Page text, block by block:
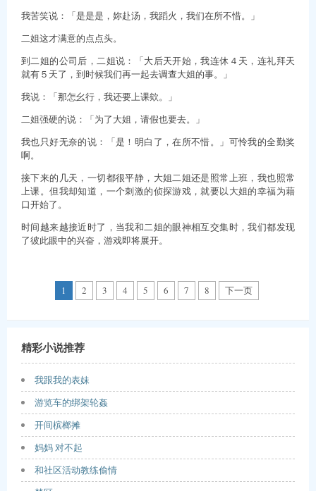
我苦笑说：「是是是，妳赴汤，我蹈火，我们在所不惜。」
二姐这才满意的点点头。
到二姐的公司后，二姐说：「大后天开始，我连休４天，连礼拜天
就有５天了，到时候我们再一起去调查大姐的事。」
我说：「那怎幺行，我还要上课欸。」
二姐强硬的说：「为了大姐，请假也要去。」
我也只好无奈的说：「是！明白了，在所不惜。」可怜我的全勤奖
啊。
接下来的几天，一切都很平静，大姐二姐还是照常上班，我也照常
上课。但我却知道，一个刺激的侦探游戏，就要以大姐的幸福为藉
口开始了。
时间越来越接近时了，当我和二姐的眼神相互交集时，我们都发现
了彼此眼中的兴奋，游戏即将展开。
1 2 3 4 5 6 7 8 下一页
精彩小说推荐
我跟我的表妹
游览车的绑架轮姦
开间槟榔摊
妈妈 对不起
和社区活动教练偷情